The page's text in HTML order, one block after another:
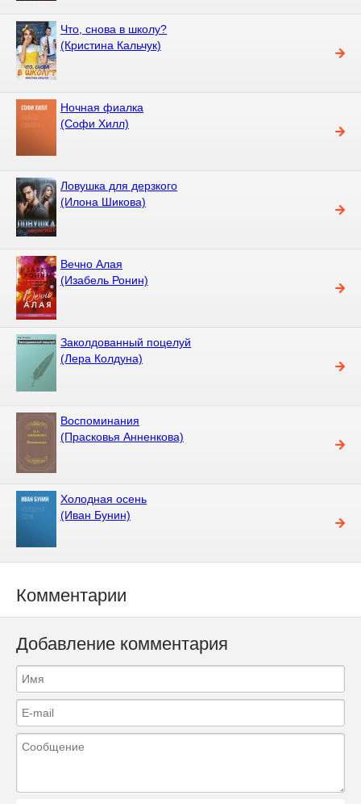
Что, снова в школу?
(Кристина Кальчук)
Ночная фиалка
(Софи Хилл)
Ловушка для дерзкого
(Илона Шикова)
Вечно Алая
(Изабель Ронин)
Заколдованный поцелуй
(Лера Колдуна)
Воспоминания
(Прасковья Анненкова)
Холодная осень
(Иван Бунин)
Комментарии
Добавление комментария